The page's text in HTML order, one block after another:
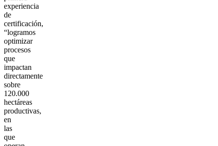
experiencia
de
certificación,
“logramos
optimizar
procesos
que
impactan
directamente
sobre
120.000
hectáreas
productivas,
en
las
que